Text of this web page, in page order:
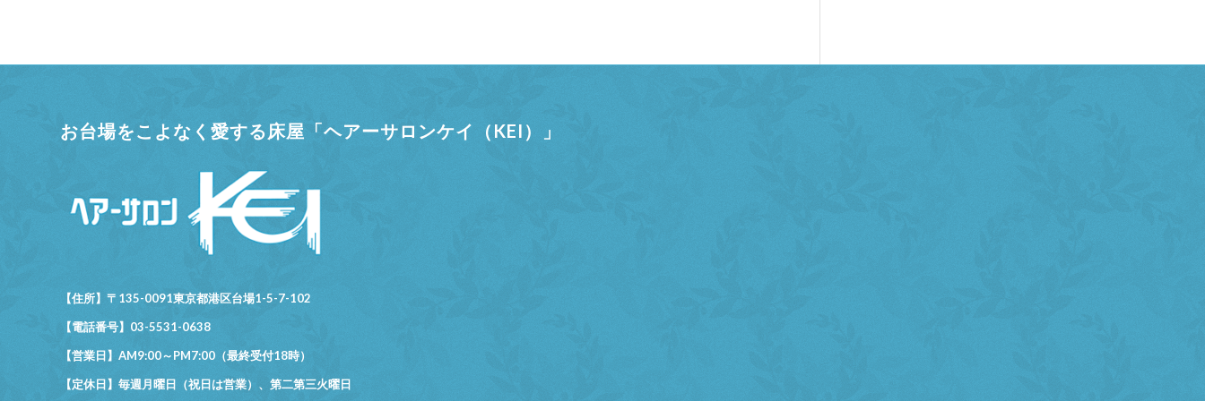
お台場をこよなく愛する床屋「ヘアーサロンケイ（KEI）」
【住所】〒135-0091東京都港区台場1-5-7-102
【電話番号】03-5531-0638
【営業日】AM9:00～PM7:00（最終受付18時）
【定休日】毎週月曜日（祝日は営業）、第二第三火曜日